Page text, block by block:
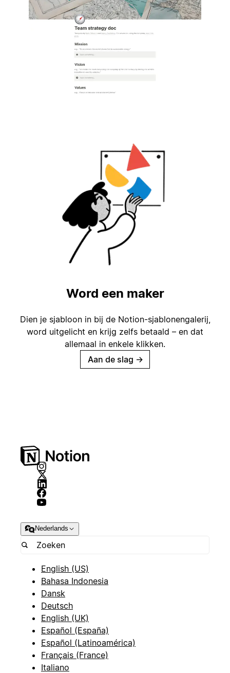
Word een maker
Dien je sjabloon in bij de Notion-sjablonengalerij,
word uitgelicht en krijg zelfs betaald – en dat
allemaal in enkele klikken.
Aan de slag →
Nederlands
English (US)
Bahasa Indonesia
Dansk
Deutsch
English (UK)
Español (España)
Español (Latinoamérica)
Français (France)
Italiano